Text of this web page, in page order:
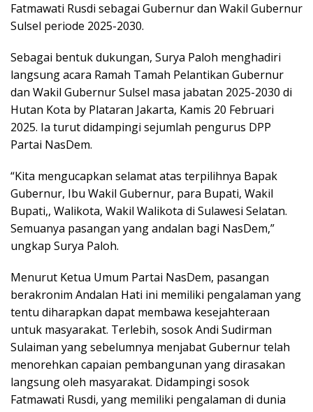
Fatmawati Rusdi sebagai Gubernur dan Wakil Gubernur
Sulsel periode 2025-2030.
Sebagai bentuk dukungan, Surya Paloh menghadiri
langsung acara Ramah Tamah Pelantikan Gubernur
dan Wakil Gubernur Sulsel masa jabatan 2025-2030 di
Hutan Kota by Plataran Jakarta, Kamis 20 Februari
2025. Ia turut didampingi sejumlah pengurus DPP
Partai NasDem.
“Kita mengucapkan selamat atas terpilihnya Bapak
Gubernur, Ibu Wakil Gubernur, para Bupati, Wakil
Bupati,, Walikota, Wakil Walikota di Sulawesi Selatan.
Semuanya pasangan yang andalan bagi NasDem,”
ungkap Surya Paloh.
Menurut Ketua Umum Partai NasDem, pasangan
berakronim Andalan Hati ini memiliki pengalaman yang
tentu diharapkan dapat membawa kesejahteraan
untuk masyarakat. Terlebih, sosok Andi Sudirman
Sulaiman yang sebelumnya menjabat Gubernur telah
menorehkan capaian pembangunan yang dirasakan
langsung oleh masyarakat. Didampingi sosok
Fatmawati Rusdi, yang memiliki pengalaman di dunia